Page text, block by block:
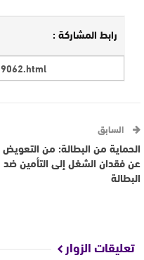
رابط المشاركة :
السابق
الحماية من البطالة: من التعويض
عن فقدان الشغل إلى التأمين ضد
البطالة
تعليقات الزوار